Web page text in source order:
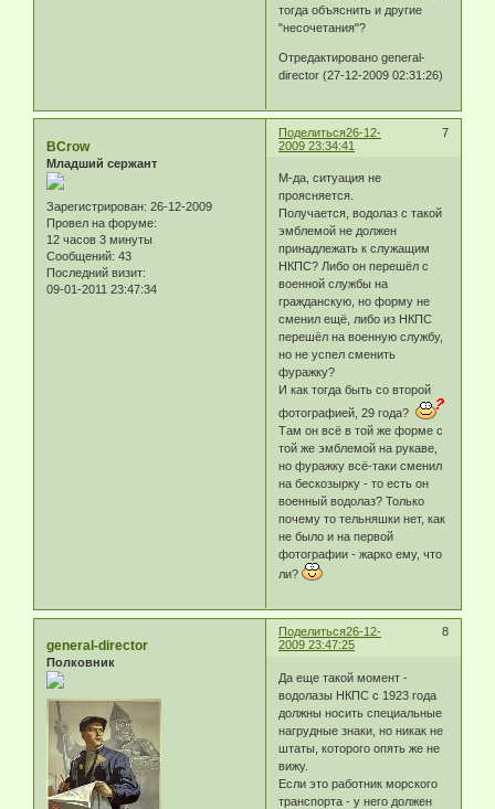
тогда объяснить и другие
"несочетания"?
Отредактировано general-
director (27-12-2009 02:31:26)
Поделиться 7
26-12-
2009 23:34:41
BCrow
Младший сержант
Зарегистрирован: 26-12-2009
Провел на форуме:
12 часов 3 минуты
Сообщений: 43
Последний визит:
09-01-2011 23:47:34
М-да, ситуация не
проясняется.
Получается, водолаз с такой
эмблемой не должен
принадлежать к служащим
НКПС? Либо он перешёл с
военной службы на
гражданскую, но форму не
сменил ещё, либо из НКПС
перешёл на военную службу,
но не успел сменить
фуражку?
И как тогда быть со второй
фотографией, 29 года?
Там он всё в той же форме с
той же эмблемой на рукаве,
но фуражку всё-таки сменил
на бескозырку - то есть он
военный водолаз? Только
почему то тельняшки нет, как
не было и на первой
фотографии - жарко ему, что
ли?
Поделиться 8
26-12-
2009 23:47:25
general-director
Полковник
Да еще такой момент -
водолазы НКПС с 1923 года
должны носить специальные
нагрудные знаки, но никак не
штаты, которого опять же не
вижу.
Если это работник морского
транспорта - у него должен